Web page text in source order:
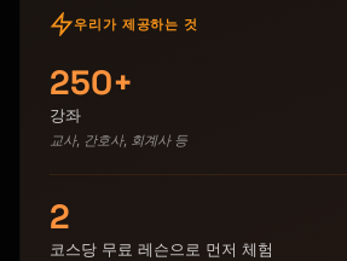
우리가 제공하는 것
250+
강좌
교사, 간호사, 회계사 등
2
코스당 무료 레슨으로 먼저 체험